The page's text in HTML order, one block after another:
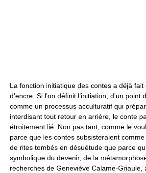
La fonction initiatique des contes a déjà
d’encre. Si l’on définit l’initiation, d’un
comme un processus acculturatif qui
interdisant tout retour en arrière, le conte
étroitement lié. Non pas tant, comme le
parce que les contes subsisteraient
de rites tombés en désuétude que parce
symbolique du devenir, de la
recherches de Geneviève Calame-Griaule,